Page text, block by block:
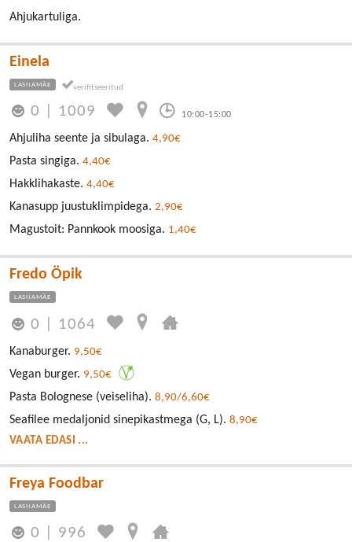
Ahjukartuliga.
Einela
LASNAMÄE
0 1009 10:00-15:00
Ahjuliha seente ja sibulaga. 4,90€
Pasta singiga. 4,40€
Hakklihakaste. 4,40€
Kanasupp juustuklimpidega. 2,90€
Magustoit: Pannkook moosiga. 1,40€
Fredo Öpik
LASNAMÄE
0 1064
Kanaburger. 9,50€
Vegan burger. 9,50€
Pasta Bolognese (veiseliha). 8,90/6,60€
Seafilee medaljonid sinepikastmega (G, L). 8,90€
VAATA EDASI ...
Freya Foodbar
LASNAMÄE
0 996